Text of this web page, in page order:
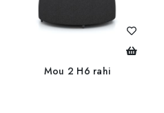
Mou 2 H6 rahi